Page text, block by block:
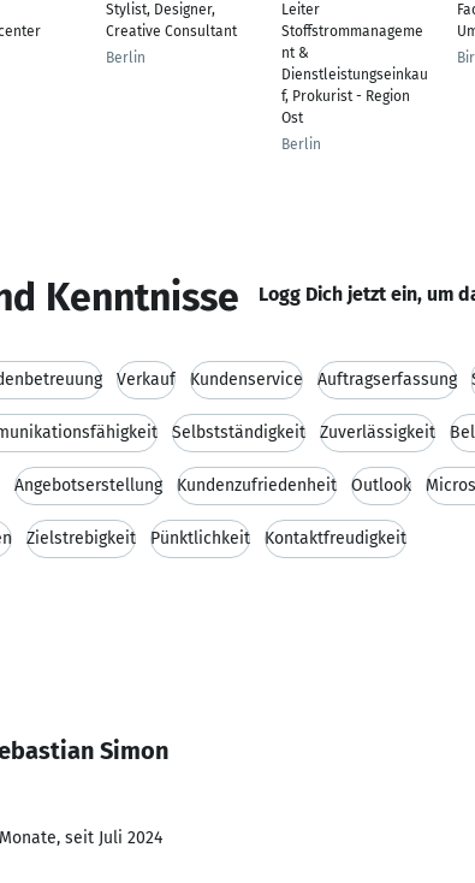
Stylist, Designer,
Creative Consultant
Berlin
Leiter
Stoffstrommanageme
nt &
Dienstleistungseinkau
f, Prokurist - Region
Ost
Berlin
Kenntnisse Logg Dich jetzt ein, um
Verkauf Kundenservice Auftragserfassung
Selbstständigkeit Zuverlässigkeit
Angebotserstellung Kundenzufriedenheit Outlook
Zielstrebigkeit Pünktlichkeit Kontaktfreudigkeit
Simon
seit Juli 2024